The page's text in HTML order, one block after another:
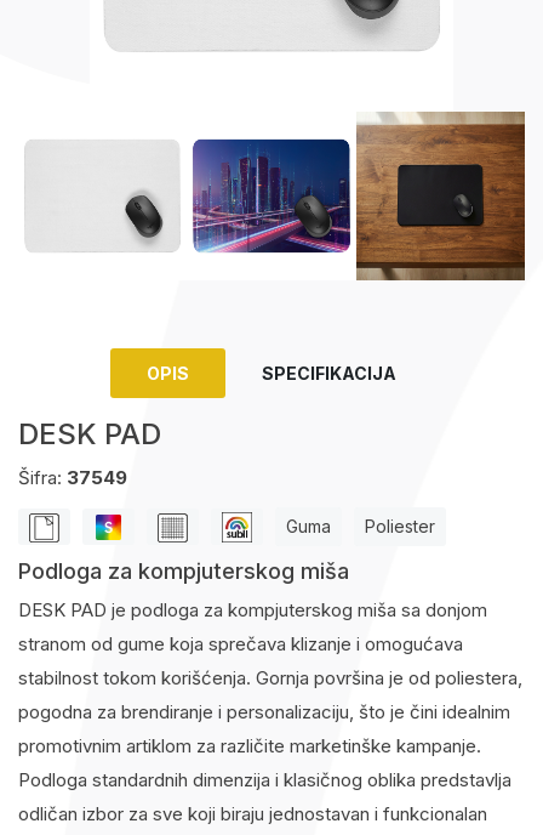
OPIS SPECIFIKACIJA
DESK PAD
Šifra: 37549
Guma Poliester
Podloga za kompjuterskog miša
DESK PAD je podloga za kompjuterskog miša sa donjom
stranom od gume koja sprečava klizanje i omogućava
stabilnost tokom korišćenja. Gornja površina je od poliestera,
pogodna za brendiranje i personalizaciju, što je čini idealnim
promotivnim artiklom za različite marketinške kampanje.
Podloga standardnih dimenzija i klasičnog oblika predstavlja
odličan izbor za sve koji biraju jednostavan i funkcionalan
Tech portfolio